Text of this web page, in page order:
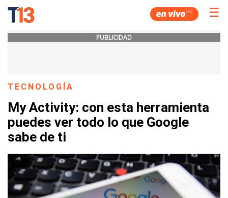
☰
PUBLICIDAD
TECNOLOGÍA
My Activity: con esta herramienta
puedes ver todo lo que Google
sabe de ti